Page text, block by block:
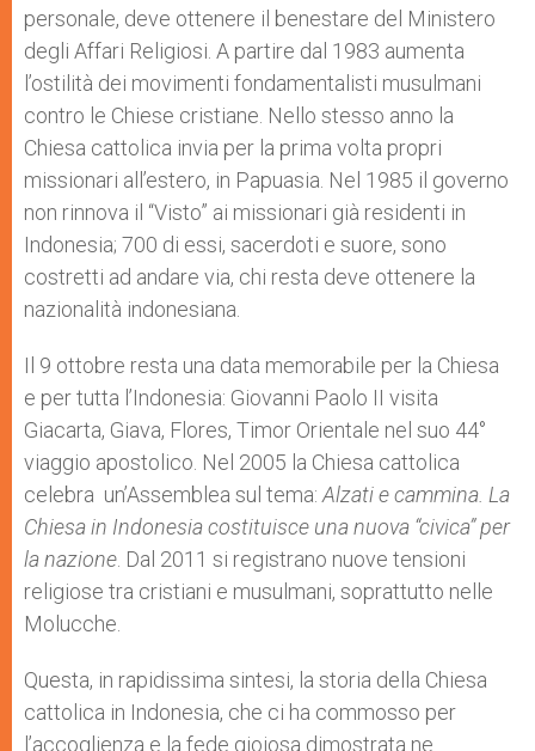
personale, deve ottenere il benestare del Ministero
degli Affari Religiosi. A partire dal 1983 aumenta
l’ostilità dei movimenti fondamentalisti musulmani
contro le Chiese cristiane. Nello stesso anno la
Chiesa cattolica invia per la prima volta propri
missionari all’estero, in Papuasia. Nel 1985 il governo
non rinnova il “Visto” ai missionari già residenti in
Indonesia; 700 di essi, sacerdoti e suore, sono
costretti ad andare via, chi resta deve ottenere la
nazionalità indonesiana.
Il 9 ottobre resta una data memorabile per la Chiesa
e per tutta l’Indonesia: Giovanni Paolo II visita
Giacarta, Giava, Flores, Timor Orientale nel suo 44°
viaggio apostolico. Nel 2005 la Chiesa cattolica
celebra un’Assemblea sul tema: Alzati e cammina. La
Chiesa in Indonesia costituisce una nuova “civica” per
la nazione . Dal 2011 si registrano nuove tensioni
religiose tra cristiani e musulmani, soprattutto nelle
Molucche.
Questa, in rapidissima sintesi, la storia della Chiesa
cattolica in Indonesia, che ci ha commosso per
l’accoglienza e la fede gioiosa dimostrata ne